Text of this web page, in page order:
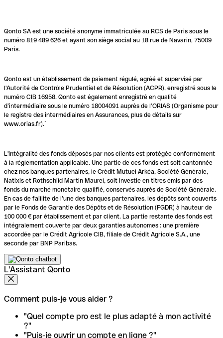
Qonto SA est une société anonyme immatriculée au RCS de Paris sous le
numéro 819 489 626 et ayant son siège social au 18 rue de Navarin, 75009
Paris.
Qonto est un établissement de paiement régulé, agréé et supervisé par
l'Autorité de Contrôle Prudentiel et de Résolution (ACPR), enregistré sous le
numéro CIB 16958. Qonto est également enregistré en qualité
d’intermédiaire sous le numéro 18004091 auprès de l’ORIAS (Organisme pour
le registre des intermédiaires en Assurances, plus de détails sur
www.orias.fr).`
L'intégralité des fonds déposés par nos clients est protégée conformément
à la réglementation applicable. Une partie de ces fonds est soit cantonnée
chez nos banques partenaires, le Crédit Mutuel Arkéa, Société Générale,
Natixis et Rothschild Martin Maurel, soit investie en titres émis par des
fonds du marché monétaire qualifié, conservés auprès de Société Générale.
En cas de faillite de l’une des banques partenaires, les dépôts sont couverts
par le Fonds de Garantie des Dépôts et de Résolution (FGDR) à hauteur de
100 000 € par établissement et par client. La partie restante des fonds est
intégralement couverte par deux garanties autonomes : une première
accordée par le Crédit Agricole CIB, filiale de Crédit Agricole S.A., une
seconde par BNP Paribas.
L'Assistant Qonto
Comment puis-je vous aider ?
"Quel compte pro est le plus adapté à mon activité
?"
"Puis-je ouvrir un compte en ligne ?"